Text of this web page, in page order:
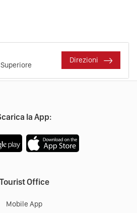
Direzioni
la App:
Tourist Office
Mobile App